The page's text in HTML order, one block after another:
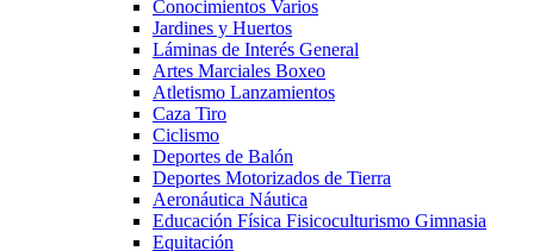
Conocimientos Varios
Jardines y Huertos
Láminas de Interés General
Artes Marciales Boxeo
Atletismo Lanzamientos
Caza Tiro
Ciclismo
Deportes de Balón
Deportes Motorizados de Tierra
Aeronáutica Náutica
Educación Física Fisicoculturismo Gimnasia
Equitación